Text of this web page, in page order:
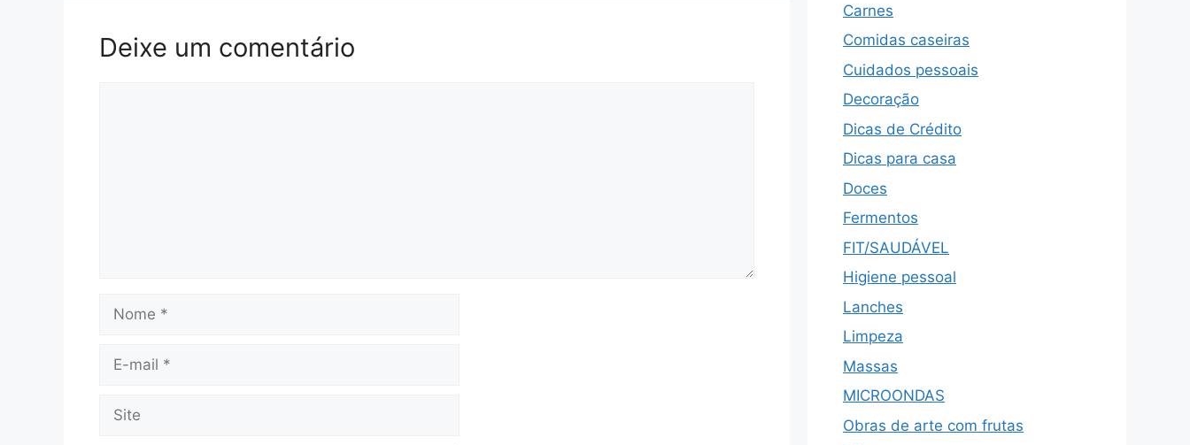
Deixe um comentário
mail
Carnes
Comidas caseiras
Cuidados pessoais
Decoração
Dicas de Crédito
Dicas para casa
Doces
Fermentos
FIT/SAUDÁVEL
Higiene pessoal
Lanches
Limpeza
Massas
MICROONDAS
Obras de arte com frutas